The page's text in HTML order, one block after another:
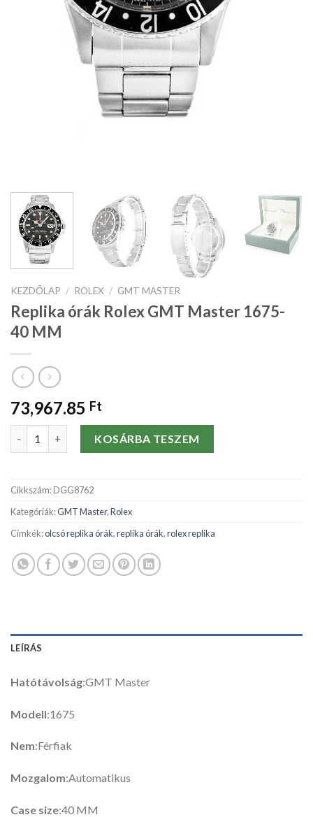
KEZDŐLAP / ROLEX / GMT MASTER
Replika órák Rolex GMT Master 1675-
40 MM
73,967.85 Ft
Replika órák Rolex GMT Master 1675-40 MM mennyiség
KOSÁRBA TESZEM
Cikkszám:DGG8762
Kategóriák:GMT Master,Rolex
Címkék:olcsó replika órák,replika órák,rolex replika
LEÍRÁS
Hatótávolság:GMT Master
Modell:1675
Nem:Férfiak
Mozgalom:Automatikus
Case size:40 MM